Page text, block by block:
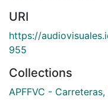
URI
https://
955
Collections
APFFVC -